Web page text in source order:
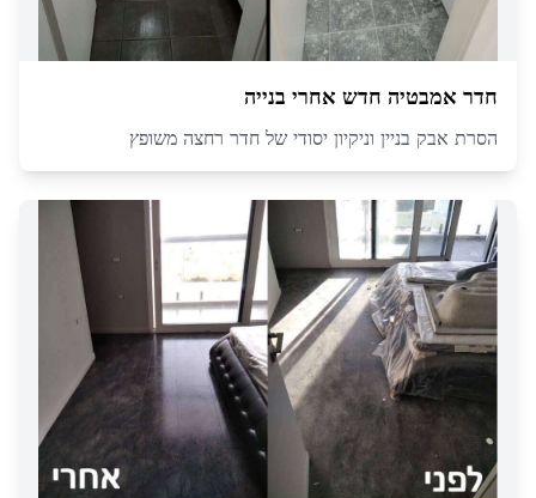
חדר אמבטיה חדש אחרי בנייה
הסרת אבק בניין וניקיון יסודי של חדר רחצה משופץ